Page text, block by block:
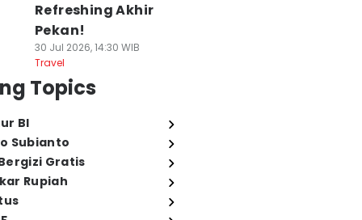
Refreshing Akhir
Pekan!
30 Jul 2026, 14:30 WIB
Travel
Topics
BI
Subianto
Gratis
Rupiah